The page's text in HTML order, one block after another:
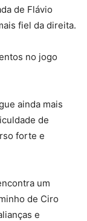
de Flávio
fiel da direita.
no jogo
ainda mais
de
forte e
um
de Ciro
e